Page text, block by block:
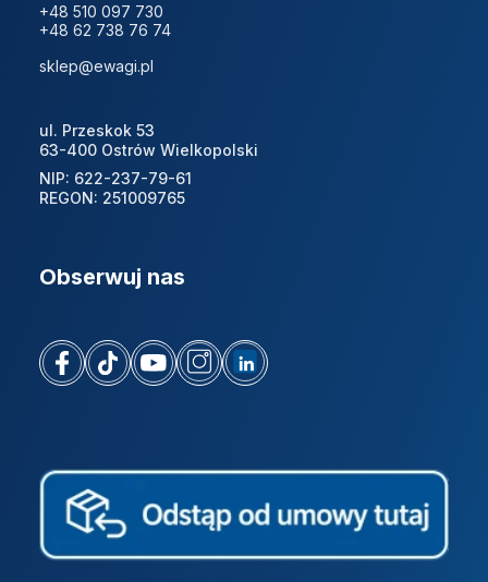
+48 510 097 730
+48 62 738 76 74
sklep@ewagi.pl
ul. Przeskok 53
63-400 Ostrów Wielkopolski
NIP: 622-237-79-61
REGON: 251009765
Obserwuj nas